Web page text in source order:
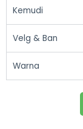
Kemudi
Velg & Ban
Warna